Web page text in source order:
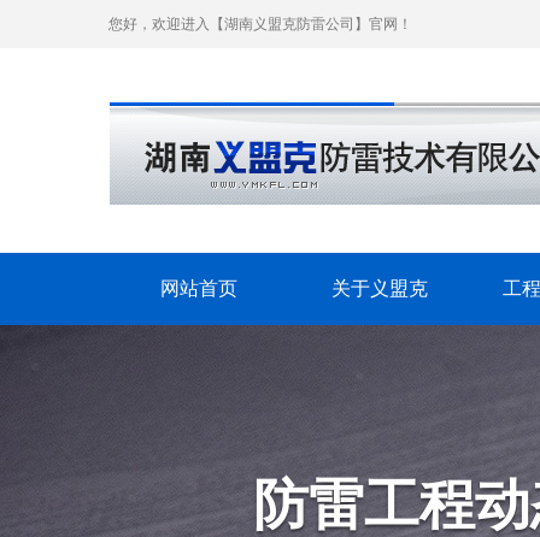
您好，欢迎进入【湖南义盟克防雷公司】官网！
网站首页 关于义盟克 工
防雷工程